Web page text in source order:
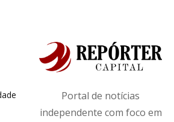
Portal de notícias
independente com foco em